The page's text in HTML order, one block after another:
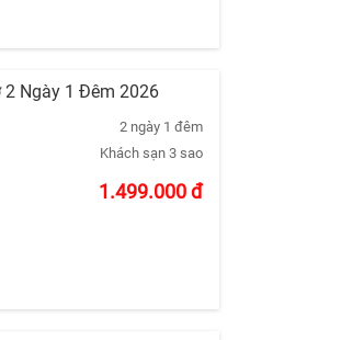
2 Ngày 1 Đêm 2026
2 ngày 1 đêm
Khách sạn 3 sao
1.499.000đ